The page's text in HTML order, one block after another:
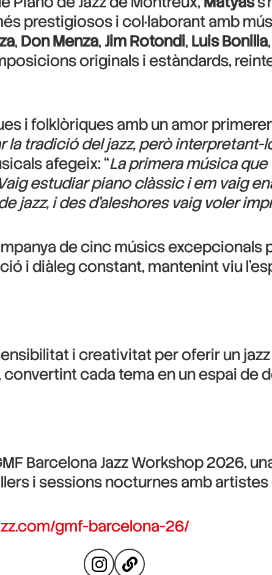
prestigiosos i col·laborant amb
, Don Menza,Jim Rotondi, Luis Bonilla,
originals i estàndards,
i folklòriques amb un amor
tradició del jazz, però interpretant-
afegeix: “La primera música
estudiar piano clàssic i em vaig
jazz, i des d’aleshores vaig voler
de cinc músics
i diàleg constant, mantenint viu
i creativitat per oferir un
cada tema en un espai de
Barcelona Jazz Workshop 2026,
i sessions nocturnes amb artistes
gmf-barcelona-26/